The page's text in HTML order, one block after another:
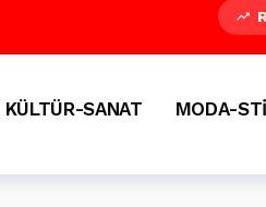
KÜLTÜR-SANAT MODA-